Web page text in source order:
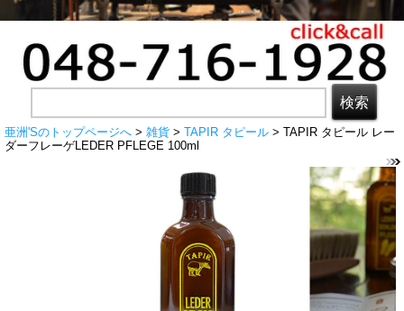
亜洲'Sのトップページへ > 雑貨 > TAPIR タピール > TAPIR タピール レー
ダーフレーゲLEDER PFLEGE 100ml